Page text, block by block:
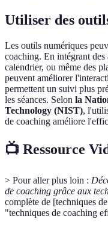
Utiliser des
Les outils numériques
coaching. En intégrant
calendrier, ou même des
peuvent améliorer
permettent un suivi plus
les séances. Selon la
Technology (NIST),
de coaching améliore
📺 Ressource
> Pour aller plus loin :
de coaching grâce aux
complète de [techniques
"techniques de coaching